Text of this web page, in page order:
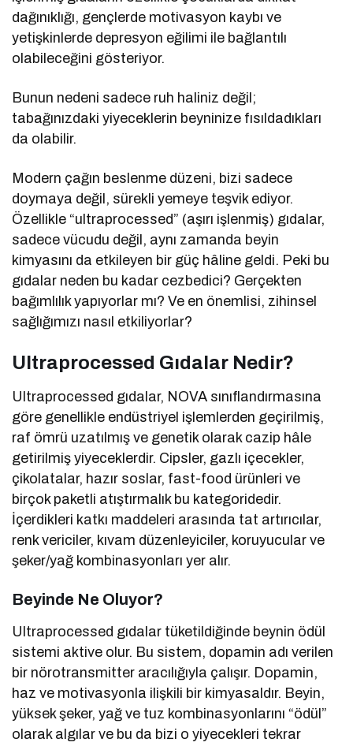
dağınıklığı, gençlerde motivasyon kaybı ve
yetişkinlerde depresyon eğilimi ile bağlantılı
olabileceğini gösteriyor.
Bunun nedeni sadece ruh haliniz değil;
tabağınızdaki yiyeceklerin beyninize fısıldadıkları
da olabilir.
Modern çağın beslenme düzeni, bizi sadece
doymaya değil, sürekli yemeye teşvik ediyor.
Özellikle “ultraprocessed” (aşırı işlenmiş) gıdalar,
sadece vücudu değil, aynı zamanda beyin
kimyasını da etkileyen bir güç hâline geldi. Peki bu
gıdalar neden bu kadar cezbedici? Gerçekten
bağımlılık yapıyorlar mı? Ve en önemlisi, zihinsel
sağlığımızı nasıl etkiliyorlar?
Ultraprocessed Gıdalar Nedir?
Ultraprocessed gıdalar, NOVA sınıflandırmasına
göre genellikle endüstriyel işlemlerden geçirilmiş,
raf ömrü uzatılmış ve genetik olarak cazip hâle
getirilmiş yiyeceklerdir. Cipsler, gazlı içecekler,
çikolatalar, hazır soslar, fast-food ürünleri ve
birçok paketli atıştırmalık bu kategoridedir.
İçerdikleri katkı maddeleri arasında tat artırıcılar,
renk vericiler, kıvam düzenleyiciler, koruyucular ve
şeker/yağ kombinasyonları yer alır.
Beyinde Ne Oluyor?
Ultraprocessed gıdalar tüketildiğinde beynin ödül
sistemi aktive olur. Bu sistem, dopamin adı verilen
bir nörotransmitter aracılığıyla çalışır. Dopamin,
haz ve motivasyonla ilişkili bir kimyasaldır. Beyin,
yüksek şeker, yağ ve tuz kombinasyonlarını “ödül”
olarak algılar ve bu da bizi o yiyecekleri tekrar